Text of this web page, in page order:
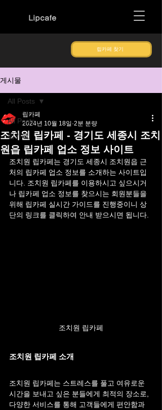
Lipcafe
립카페 찾기
게시물
All Posts
립카페
All Posts
조치원 립카페 - 경기도 세종시 조치
원읍 립카페 업소 정보 사이트
립카페
2024년 10월 18일 2분 분량
조치원 립카페는 경기도 세종시 조치원읍 근
처의 립카페 업소 정보를 소개하는 사이트입
니다. 조치원 립카페를 이용하시고 싶으시거
나 립카페 업소 정보를 찾으시는 회원분들을
위해 립카페 실시간 가이드를 진행중이니 상
단의 링크를 클릭하여 안내 받으시면 됩니다.
조치원 립카페
조치원 립카페 소개
조치원 립카페는 스트레스를 풀고 여유로운
시간을 보내고 싶은 분들에게 최적의 장소로,
다양한 서비스를 통해 고객들에게 편안함과